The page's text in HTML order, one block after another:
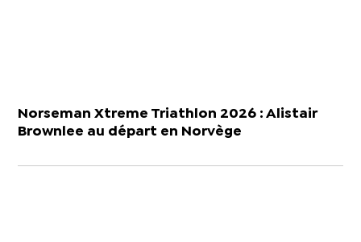
Norseman Xtreme Triathlon 2026 : Alistair
Brownlee au départ en Norvège